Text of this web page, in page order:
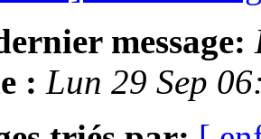
message:
: Lun 29 Sep